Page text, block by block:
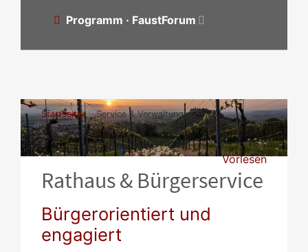
Programm · FaustForum
Startseite Service & Verwaltung
Vorlesen
Rathaus & Bürgerservice
Bürgerorientiert und
engagiert